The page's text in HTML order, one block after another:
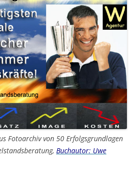
Fotoarchiv von 50 Erfolgsgrundlagen
Buchautor: Uwe